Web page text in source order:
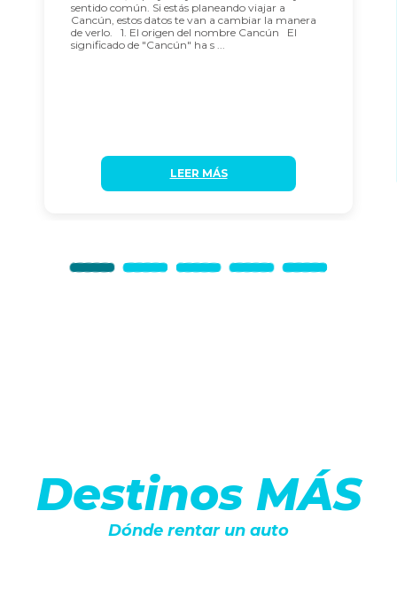
sentido común. Si estás planeando viajar a
Cancún, estos datos te van a cambiar la manera
de verlo. 1. El origen del nombre Cancún El
significado de "Cancún" ha s ...
LEER MÁS
Destinos MÁS
Dónde rentar un auto